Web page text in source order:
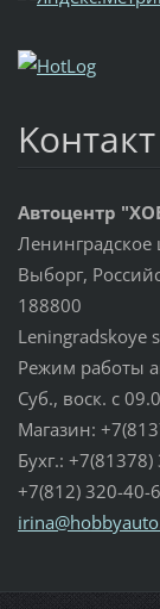
Koнтакт
Автоцентр
Ленинградское
Выборг,
188800
Leningradskoye
Режим работы
Суб., воск. с
Магазин:
Бухг.:
+7(812) 320-40-
irina@ho